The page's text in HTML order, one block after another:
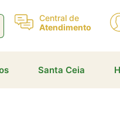
Central de
Atendimento
Santa Ceia